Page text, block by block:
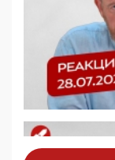
5G за счет
отобрать у
защищать
05:58, 26 Мая 2026
Роскомнадзор
07:39, 25 Мая 2026
ценностей: